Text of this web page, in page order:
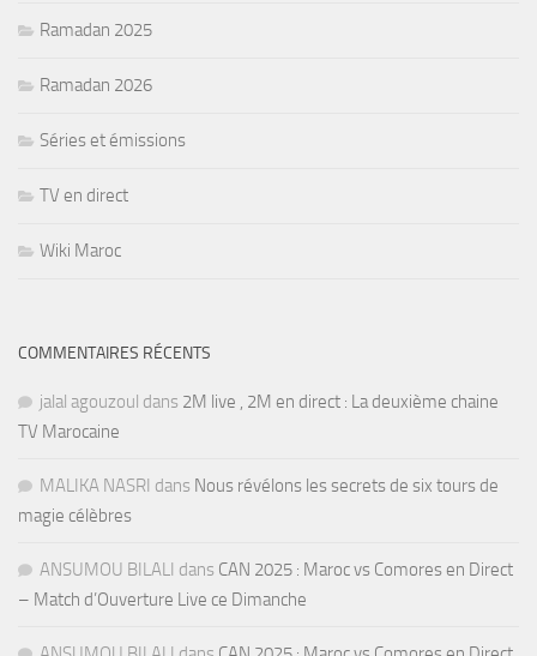
Ramadan 2025
Ramadan 2026
Séries et émissions
TV en direct
Wiki Maroc
COMMENTAIRES RÉCENTS
jalal agouzoul dans 2M live , 2M en direct : La deuxième chaine
TV Marocaine
MALIKA NASRI dans Nous révélons les secrets de six tours de
magie célèbres
ANSUMOU BILALI dans CAN 2025 : Maroc vs Comores en Direct
– Match d’Ouverture Live ce Dimanche